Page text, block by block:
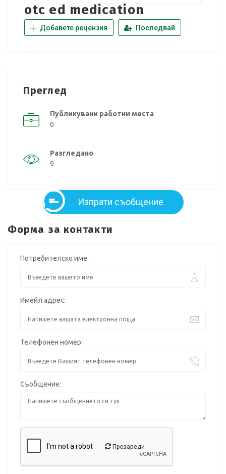
otc ed medication
Добавете рецензия Последвай
Преглед
Публикувани работни места
0
Разгледано
9
Изпрати съобщение
Форма за контакти
Потребителско име:
Имейл адрес:
Телефонен номер:
Съобщение:
Презареди